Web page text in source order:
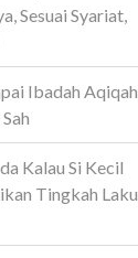
Sesuai Syariat,
Ibadah Aqiqah
Kalau Si Kecil
Tingkah Laku